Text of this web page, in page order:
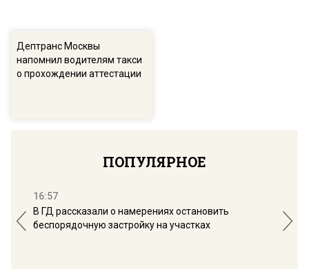
Дептранс Москвы
напомнил водителям такси
о прохождении аттестации
ПОПУЛЯРНОЕ
16:57
В ГД рассказали о намерениях остановить
беспорядочную застройку на участках